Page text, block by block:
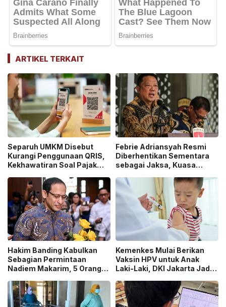
ARTIKEL TERKAIT
Separuh UMKM Disebut
Kurangi Penggunaan QRIS,
Kekhawatiran Soal Pajak
Sorotan!
Febrie Adriansyah Resmi
Diberhentikan Sementara
sebagai Jaksa, Kuasa
Praperadilan!
Hakim Banding Kabulkan
Sebagian Permintaan
Nadiem Makarim, 5 Orang
Kasus Chromebook!
Kemenkes Mulai Berikan
Vaksin HPV untuk Anak
Laki-Laki, DKI Jakarta Jadi
BIAS 2026